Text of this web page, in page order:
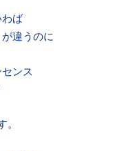
わば
が違うのに
ンス
。